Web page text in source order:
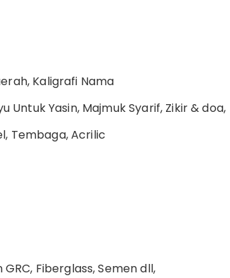
Kaligrafi Nama
Untuk Yasin, Majmuk Syarif, Zikir & doa,
Tembaga, Acrilic
Fiberglass, Semen dll,